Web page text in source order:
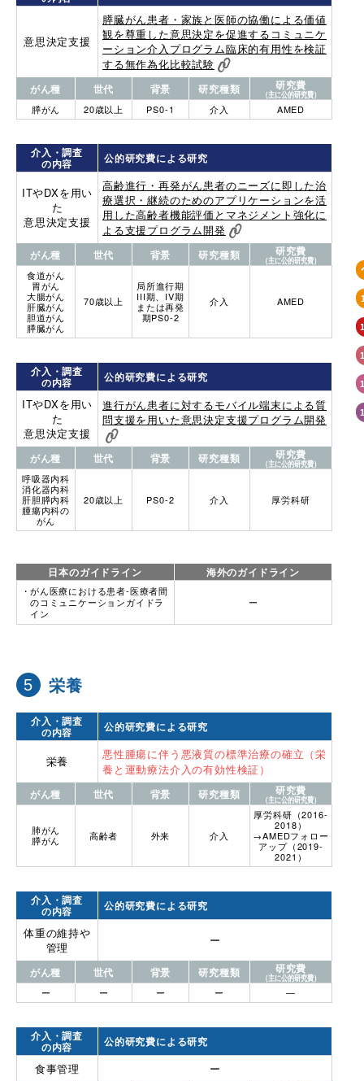
意思決定支援
膵臓がん患者・家族と医師の協働による価値
観を尊重した意思決定を促進するコミュニケ
ーション介入プログラム臨床的有用性を検証
する無作為化比較試験
がん種 世代 背景 研究種類 研究費
（主に公的研究費）
膵がん 20歳以上 PS0-1 介入 AMED
介入・調査
の内容 公的研究費による研究
ITやDXを用い
た
意思決定支援
高齢進行・再発がん患者のニーズに即した治
療選択・継続のためのアプリケーションを活
用した高齢者機能評価とマネジメント強化に
よる支援プログラム開発
がん種 世代 背景 研究種類 研究費
（主に公的研究費）
食道がん
胃がん
大腸がん
肝臓がん
胆道がん
膵臓がん
70歳以上
局所進行期
III期、IV期
または再発
期PS0-2
介入 AMED
介入・調査
の内容 公的研究費による研究
ITやDXを用い
た
意思決定支援
進行がん患者に対するモバイル端末による質
問支援を用いた意思決定支援プログラム開発
がん種 世代 背景 研究種類 研究費
（主に公的研究費）
呼吸器内科
消化器内科
肝胆膵内科
腫瘍内科の
がん
20歳以上 PS0-2 介入 厚労科研
日本のガイドライン 海外のガイドライン
がん医療における患者‐医療者間
のコミュニケーションガイドラ
イン
ー
栄養
介入・調査
の内容 公的研究費による研究
栄養
悪性腫瘍に伴う悪液質の標準治療の確立（栄
養と運動療法介入の有効性検証）
がん種 世代 背景 研究種類 研究費
（主に公的研究費）
肺がん
膵がん
高齢者 外来 介入
厚労科研（2016-
2018）
→AMEDフォロー
アップ（2019-
2021）
介入・調査
の内容 公的研究費による研究
体重の維持や
管理
ー
がん種 世代 背景 研究種類 研究費
（主に公的研究費）
ー ー ー ー ―
介入・調査
の内容 公的研究費による研究
食事管理 ー